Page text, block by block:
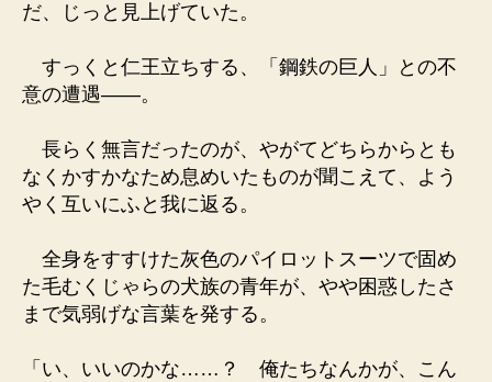
だ、じっと見上げていた。
すっくと仁王立ちする、「鋼鉄の巨人」との不
意の遭遇――。
長らく無言だったのが、やがてどちらからとも
なくかすかなため息めいたものが聞こえて、よう
やく互いにふと我に返る。
全身をすすけた灰色のパイロットスーツで固め
た毛むくじゃらの犬族の青年が、やや困惑したさ
まで気弱げな言葉を発する。
「い、いいのかな……？ 俺たちなんかが、こん